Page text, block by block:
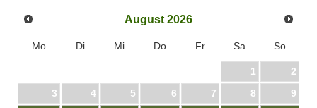
August 2026
Mo Di Mi Do Fr Sa So
1
2
3
4 5 6 7 8
9